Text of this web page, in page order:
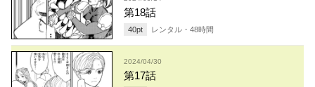
第18話
40pt レンタル・ 48時間
2024/04/30
第17話